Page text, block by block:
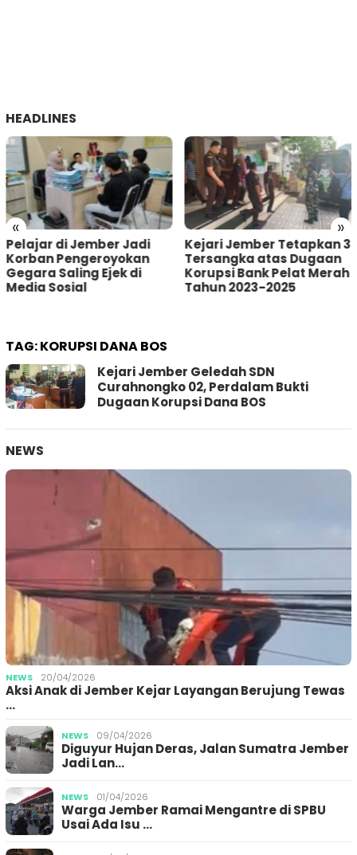
HEADLINES
« »
Kejari Jember Tetapkan 3
Tersangka atas Dugaan
Korupsi Bank Pelat Merah
Tahun 2023-2025
Pria Asal Lumajang
Tertangkap Warga
Sumberbaru Jember
saat akan Curi Kotak
TAG:KORUPSI DANA BOS
Kejari Jember Geledah SDN
Curahnongko 02, Perdalam Bukti
Dugaan Korupsi Dana BOS
NEWS
NEWS 20/04/2026
Aksi Anak di Jember Kejar Layangan Berujung Tewas
…
NEWS 09/04/2026
Diguyur Hujan Deras, Jalan Sumatra Jember
Jadi Lan…
NEWS 01/04/2026
Warga Jember Ramai Mengantre di SPBU
Usai Ada Isu …